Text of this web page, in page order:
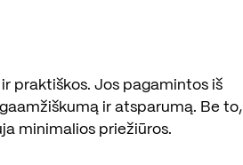
praktiškos. Jos pagamintos iš
ir atsparumą. Be to,
minimalios priežiūros.